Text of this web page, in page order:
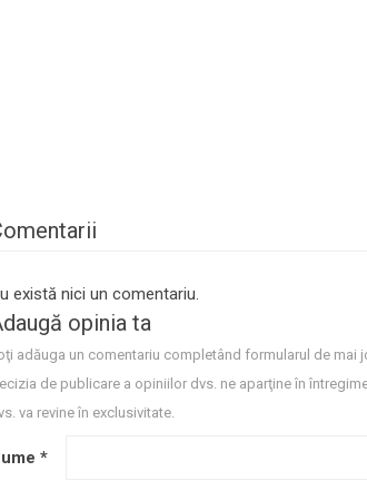
există nici un comentariu.
opinia ta
adăuga un comentariu completând formularul de mai
de publicare a opiniilor dvs. ne aparţine în
va revine în exclusivitate.
*